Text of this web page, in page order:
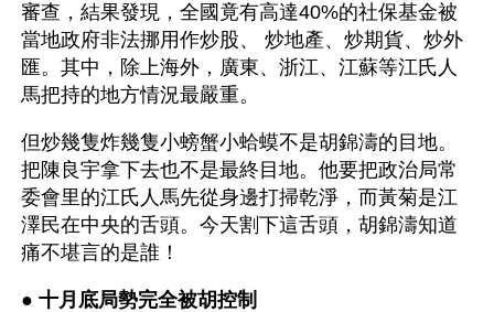
審查，結果發現，全國竟有高達40%的社保基金被
當地政府非法挪用作炒股、 炒地產、炒期貨、炒外
匯。其中，除上海外，廣東、浙江、江蘇等江氏人
馬把持的地方情況最嚴重。
但炒幾隻炸幾隻小螃蟹小蛤蟆不是胡錦濤的目地。
把陳良宇拿下去也不是最終目地。他要把政治局常
委會里的江氏人馬先從身邊打掃乾淨，而黃菊是江
澤民在中央的舌頭。今天割下這舌頭，胡錦濤知道
痛不堪言的是誰！
● 十月底局勢完全被胡控制